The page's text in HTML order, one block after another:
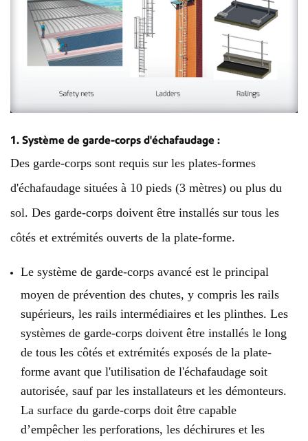
1. Système de garde-corps d'échafaudage :
Des garde-corps sont requis sur les plates-formes
d'échafaudage situées à 10 pieds (3 mètres) ou plus du
sol. Des garde-corps doivent être installés sur tous les
côtés et extrémités ouverts de la plate-forme.
Le système de garde-corps avancé est le principal
moyen de prévention des chutes, y compris les rails
supérieurs, les rails intermédiaires et les plinthes. Les
systèmes de garde-corps doivent être installés le long
de tous les côtés et extrémités exposés de la plate-
forme avant que l'utilisation de l'échafaudage soit
autorisée, sauf par les installateurs et les démonteurs.
La surface du garde-corps doit être capable
d’empêcher les perforations, les déchirures et les